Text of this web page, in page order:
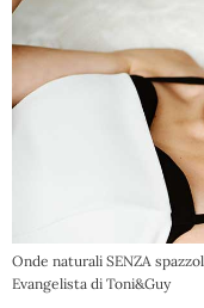
Onde naturali SENZA
Evangelista di Toni&Guy